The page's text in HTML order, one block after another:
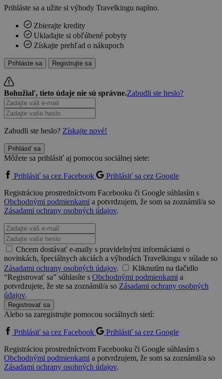
Prihláste sa a užite si výhody Travelkingu naplno.
Zbierajte kredity
Ukladajte si obľúbené pobyty
Získajte prehľad o nákupoch
Prihláste sa Registrujte sa
Bohužiaľ, tieto údaje nie sú správne.Zabudli ste heslo?
Zabudli ste heslo? Získajte nové!
Prihlásiť sa
Môžete sa prihlásiť aj pomocou sociálnej siete:
Prihlásiť sa cez Facebook
Prihlásiť sa cez Google
Registráciou prostredníctvom Facebooku či Google súhlasím s
Obchodnými podmienkami a potvrdzujem, že som sa zoznámil/a so
Zásadami ochrany osobných údajov.
Chcem dostávať e-maily s pravidelnými informáciami o
novinkách, špeciálnych akciách a výhodách Travelkingu v súlade so
Zásadami ochrany osobných údajov.
Kliknutím na tlačidlo
“Registrovať sa” súhlasíte s Obchodnými podmienkami a
potvrdzujete, že ste sa zoznámil/a so Zásadami ochrany osobných
údajov.
Registrovať sa
Alebo sa zaregistrujte pomocou sociálnych sietí:
Prihlásiť sa cez Facebook
Prihlásiť sa cez Google
Registráciou prostredníctvom Facebooku či Google súhlasím s
Obchodnými podmienkami a potvrdzujem, že som sa zoznámil/a so
Zásadami ochrany osobných údajov.